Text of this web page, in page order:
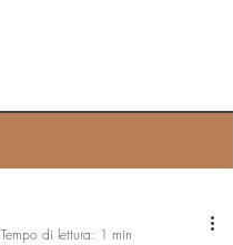
Tempo di lettura: 1 min